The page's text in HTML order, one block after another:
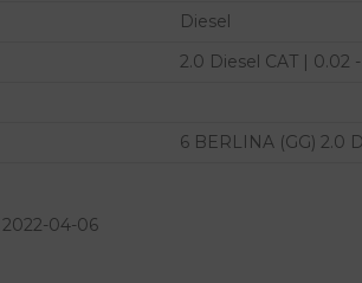
Diesel
2.0 Diesel CAT | 0.02 -
6 BERLINA (GG) 2.0
2022-04-06